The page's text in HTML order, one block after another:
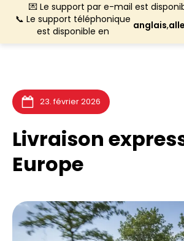
💌 Le support par e-mail est
📞 Le support téléphonique
est disponible en
anglais,
23. février 2026
Livraison
Europe